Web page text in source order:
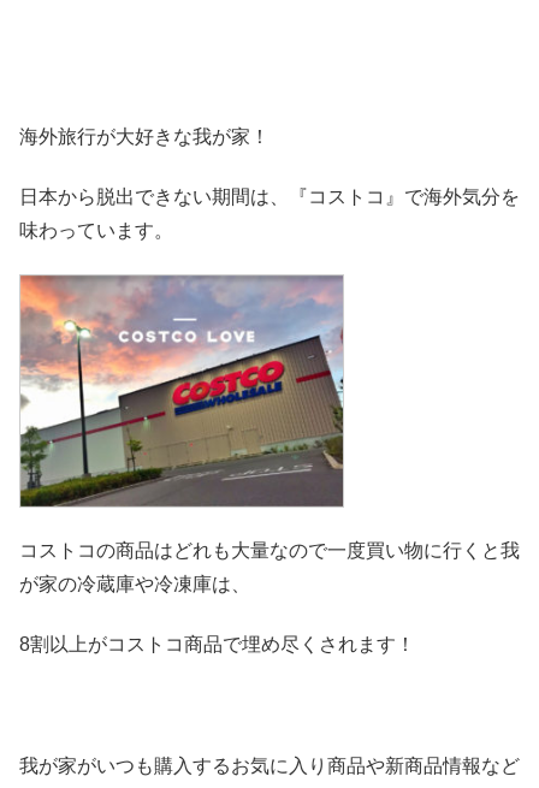
海外旅行が大好きな我が家！
日本から脱出できない期間は、『コストコ』 で海外気分を
味わっています。
コストコの商品はどれも大量なので一度買い物に行くと我
が家の冷蔵庫や冷凍庫は、
8割以上がコストコ商品で埋め尽くされます！
我が家がいつも購入するお気に入り商品や新商品情報など